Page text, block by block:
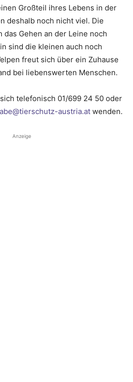
Großteil ihres Lebens in der
deshalb noch nicht viel. Die
das Gehen an der Leine noch
sind die kleinen auch noch
freut sich über ein Zuhause
bei liebenswerten Menschen.
telefonisch 01/699 24 50 oder
austria.at wenden.
Anzeige